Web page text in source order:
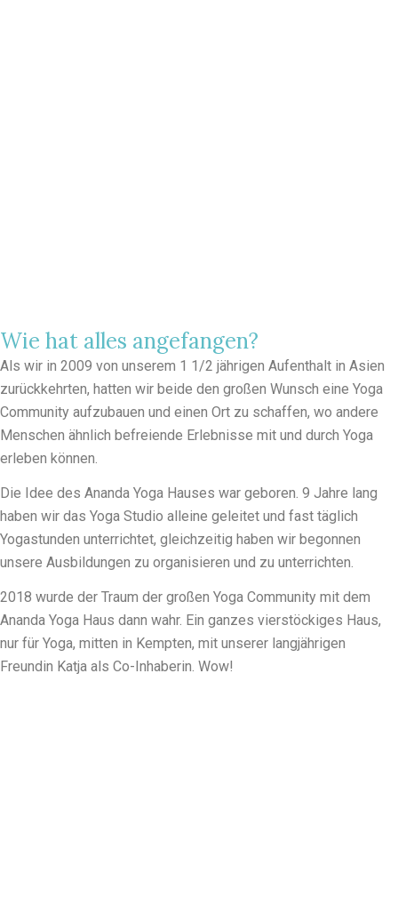
Wie hat alles angefangen?
Als wir in 2009 von unserem 1 1/2 jährigen Aufenthalt in Asien
zurückkehrten, hatten wir beide den großen Wunsch eine Yoga
Community aufzubauen und einen Ort zu schaffen, wo andere
Menschen ähnlich befreiende Erlebnisse mit und durch Yoga
erleben können.
Die Idee des Ananda Yoga Hauses war geboren. 9 Jahre lang
haben wir das Yoga Studio alleine geleitet und fast täglich
Yogastunden unterrichtet, gleichzeitig haben wir begonnen
unsere Ausbildungen zu organisieren und zu unterrichten.
2018 wurde der Traum der großen Yoga Community mit dem
Ananda Yoga Haus dann wahr. Ein ganzes vierstöckiges Haus,
nur für Yoga, mitten in Kempten, mit unserer langjährigen
Freundin Katja als Co-Inhaberin. Wow!